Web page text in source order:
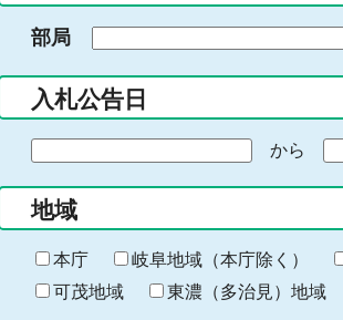
入
力
部局
入札公告日
の
始
ま
り
から
終
わ
り
地域
本庁 岐阜地域（本庁除く）
可茂地域
東濃（多治見）地域